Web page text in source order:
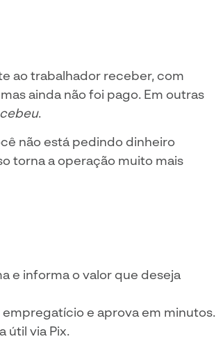
ao trabalhador receber, com
ainda não foi pago. Em outras
.
não está pedindo dinheiro
torna a operação muito mais
e informa o valor que deseja
e aprova em minutos.
útil via Pix.